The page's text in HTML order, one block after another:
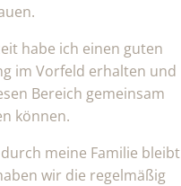
habe ich einen guten
im Vorfeld erhalten und
Bereich gemeinsam
können.
meine Familie bleibt
wir die regelmäßig